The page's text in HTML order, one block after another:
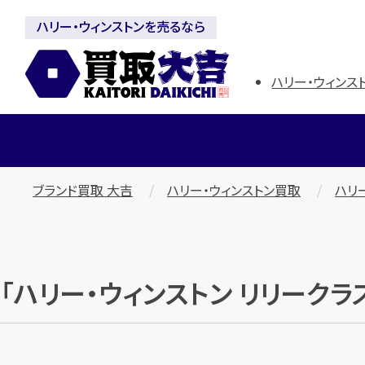
ハリー・ウィンストンを売るなら
ハリー・ウィン
ブランド買取 大吉 ハリー・ウィンストン買取 ハリ
「ハリー・ウィンストン リリーク